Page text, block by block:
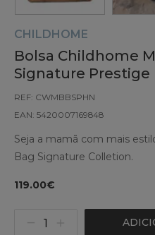
CHILDHOME
Bolsa Childhome
Signature Prestige
REF: CWMBBSPHN
EAN: 5420007169848
Seja a mamã com mais
Bag Signature Colletion.
119.00€